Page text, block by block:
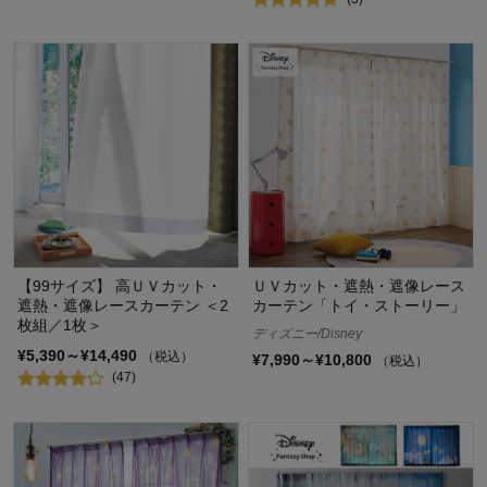
【99サイズ】 高ＵＶカット・
遮熱・遮像レースカーテン ＜2
枚組／1枚＞
¥5,390～¥14,490
（税込）
(47)
ＵＶカット・遮熱・遮像レース
カーテン「トイ・ストーリー」
ディズニー/Disney
¥7,990～¥10,800 （税込）